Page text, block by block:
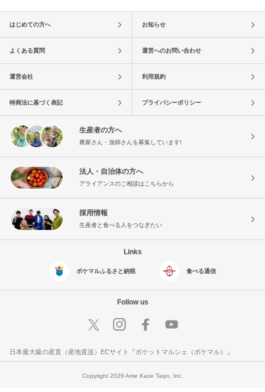
はじめての方へ お知らせ
よくある質問 運営へのお問い合わせ
運営会社 利用規約
特商法に基づく表記 プライバシーポリシー
生産者の方へ
農家さん・漁師さんを募集しています!
法人・自治体の方へ
アライアンスのご相談はこちらから
採用情報
生産者と食べる人をつなぎたい
Links
ポケマルふるさと納税 食べる通信
Follow us
日本最大級の産直（産地直送）ECサイト『ポケットマルシェ（ポケマル）』
Copyright 2026 Ame Kaze Taiyo, Inc.